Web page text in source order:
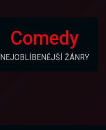
Comedy
NEJOBLÍBENĚJŠÍ ŽÁNRY